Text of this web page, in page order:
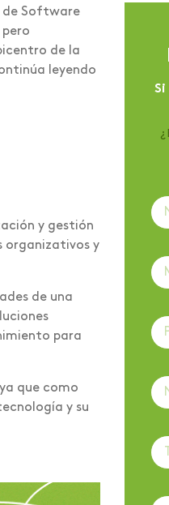
de Software
de la
leyendo
y gestión
organizativos y
de una
para
que como
y su
Si